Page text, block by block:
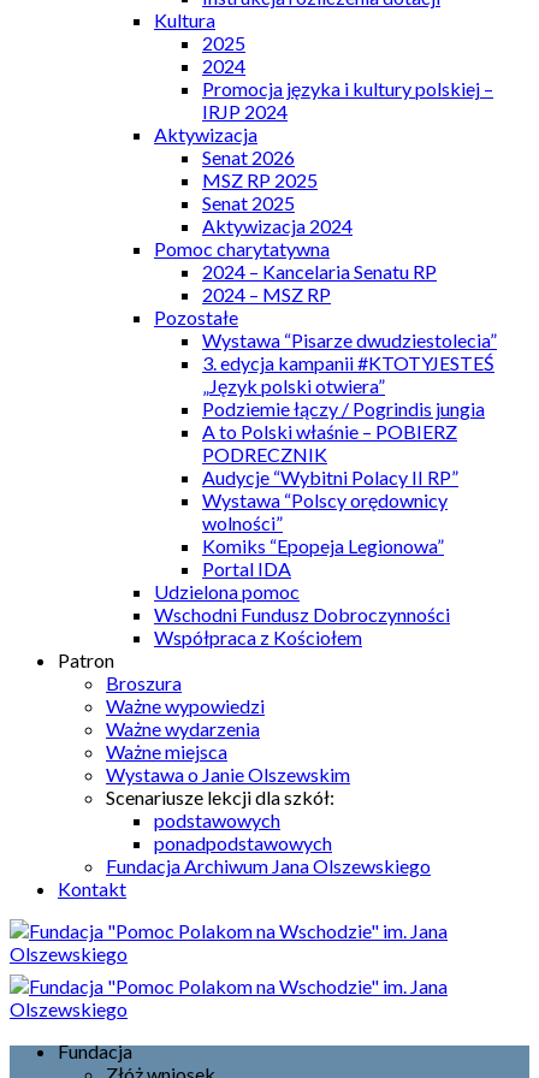
Kultura
2025
2024
Promocja języka i kultury polskiej –
IRJP 2024
Aktywizacja
Senat 2026
MSZ RP 2025
Senat 2025
Aktywizacja 2024
Pomoc charytatywna
2024 – Kancelaria Senatu RP
2024 – MSZ RP
Pozostałe
Wystawa “Pisarze dwudziestolecia”
3. edycja kampanii #KTOTYJESTEŚ
„Język polski otwiera”
Podziemie łączy / Pogrindis jungia
A to Polski właśnie – POBIERZ
PODRECZNIK
Audycje “Wybitni Polacy II RP”
Wystawa “Polscy orędownicy
wolności”
Komiks “Epopeja Legionowa”
Portal IDA
Udzielona pomoc
Wschodni Fundusz Dobroczynności
Współpraca z Kościołem
Patron
Broszura
Ważne wypowiedzi
Ważne wydarzenia
Ważne miejsca
Wystawa o Janie Olszewskim
Scenariusze lekcji dla szkół:
podstawowych
ponadpodstawowych
Fundacja Archiwum Jana Olszewskiego
Kontakt
Fundacja